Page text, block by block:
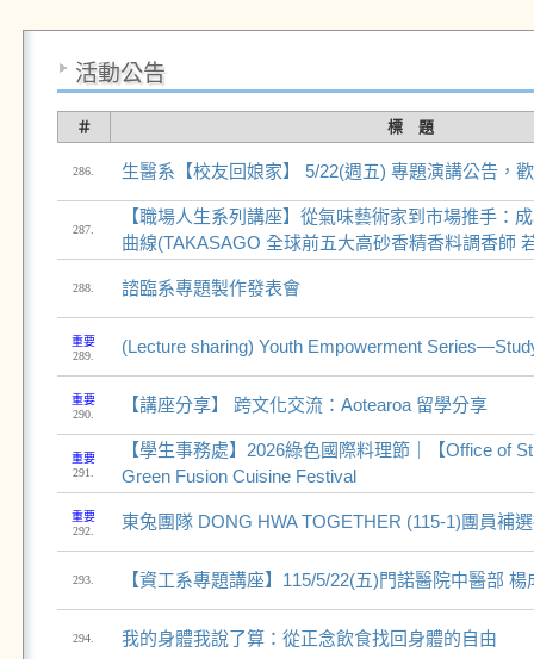
活動公告
＃ 標 題
286. 生醫系【校友回娘家】 5/22(週五) 專題演講公告，
287.
【職場人生系列講座】從氣味藝術家到市場推手：
曲線(TAKASAGO 全球前五大高砂香精香料調香師
288. 諮臨系專題製作發表會
重要
289.
(Lecture sharing) Youth Empowerment
重要
290.
【講座分享】 跨文化交流：Aotearoa 留學分享
重要
291.
【學生事務處】2026綠色國際料理節｜【Office of
Green Fusion Cuisine Festival
重要
292.
東兔團隊 DONG HWA TOGETHER (115-1)團員補
293. 【資工系專題講座】115/5/22(五)門諾醫院中醫部 楊
294. 我的身體我說了算：從正念飲食找回身體的自由